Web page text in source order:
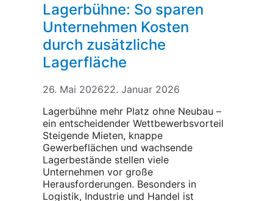
Lagerbühne: So sparen
Unternehmen Kosten
durch zusätzliche
Lagerfläche
26. Mai 202622. Januar 2026
Lagerbühne mehr Platz ohne Neubau –
ein entscheidender Wettbewerbsvorteil
Steigende Mieten, knappe
Gewerbeflächen und wachsende
Lagerbestände stellen viele
Unternehmen vor große
Herausforderungen. Besonders in
Logistik, Industrie und Handel ist